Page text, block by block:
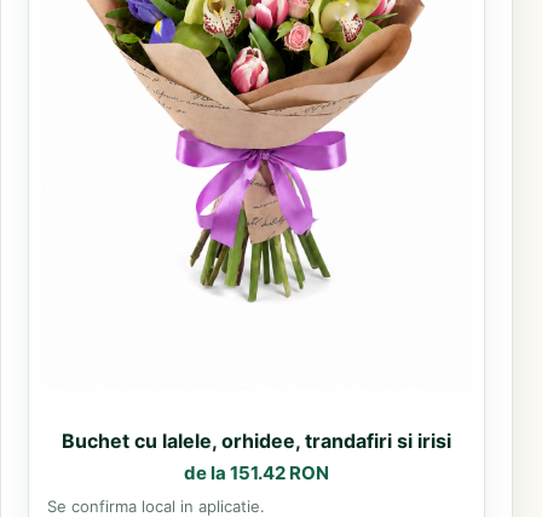
Buchet cu lalele, orhidee, trandafiri si irisi
de la 151.42 RON
Se confirma local in aplicatie.